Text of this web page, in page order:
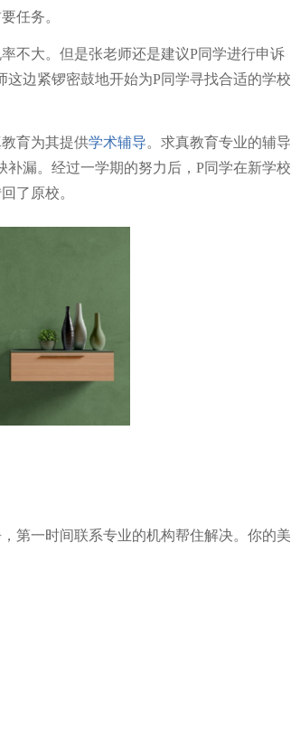
任务。
不大。但是张老师还是建议P同学进行申诉
边紧锣密鼓地开始为P同学寻找合适的学
育为其提供学术辅导。求真教育专业的辅
漏。经过一学期的努力后，P同学在新学
了原校。
第一时间联系专业的机构帮住解决。你的